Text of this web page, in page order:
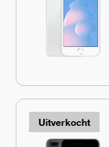
Uitverkocht